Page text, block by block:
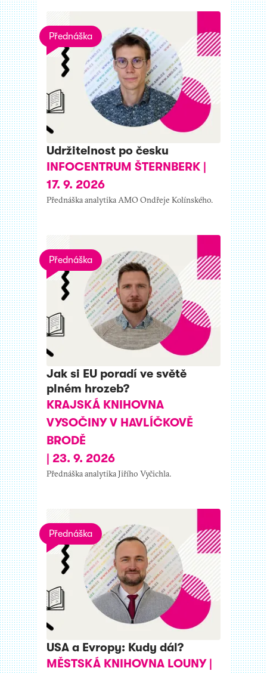
Přednáška
Udržitelnost po česku
INFOCENTRUM ŠTERNBERK |
17. 9. 2026
Přednáška analytika AMO Ondřeje Kolínského.
Přednáška
Jak si EU poradí ve světě
plném hrozeb?
KRAJSKÁ KNIHOVNA
VYSOČINY V HAVLÍČKOVĚ
BRODĚ
| 23. 9. 2026
Přednáška analytika Jiřího Vyčichla.
Přednáška
USA a Evropy: Kudy dál?
MĚSTSKÁ KNIHOVNA LOUNY|